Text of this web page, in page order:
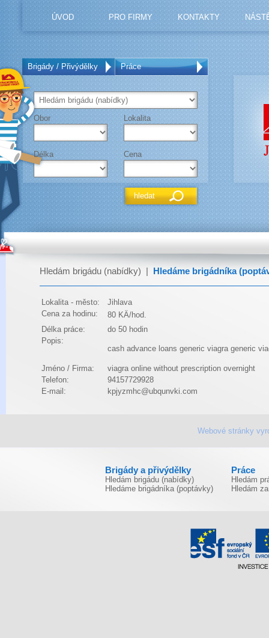
ÚVOD PRO FIRMY KONTAKTY
Brigády / Přivýdělky Práce
Obor Lokalita
Délka Cena
Hledám brigádu (nabídky) Hledáme brigádníka
Lokalita - město:
Jihlava
Cena za hodinu:
80 KÄ/hod.
Délka práce:
do 50 hodin
Popis:
cash advance loans generic viagra generic
Jméno / Firma:
viagra online without prescription overnight
Telefon:
94157729928
E-mail:
kpjyzmhc@ubqunvki.com
Webové stránky
Brigády a přivýdělky
Hledám brigádu (nabídky)
Hledáme brigádníka (poptávky)
Práce
Hledám
Hledám